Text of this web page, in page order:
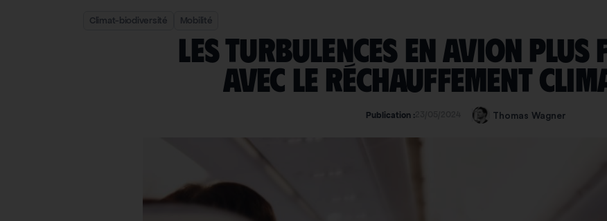
Climat-biodiversité Mobilité
Les turbulences en avion plus
avec le réchauffement
Publication :23/05/2024 Thomas Wagner